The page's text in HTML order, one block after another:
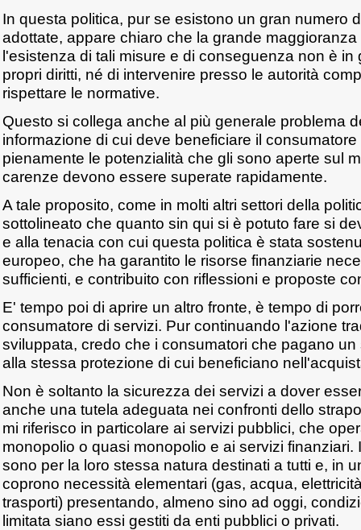
In questa politica, pur se esistono un gran numero
adottate, appare chiaro che la grande
l'esistenza di tali misure e di conseguenza non è in
propri diritti, né di intervenire presso le autorità
rispettare le normative.
Questo si collega anche al più generale problema
informazione di cui deve beneficiare il
pienamente le potenzialità che gli sono aperte sul
carenze devono essere superate rapidamente.
A tale proposito, come in molti altri settori della
sottolineato che quanto sin qui si è potuto fare si
e alla tenacia con cui questa politica è stata
europeo, che ha garantito le risorse finanziarie
sufficienti, e contribuito con riflessioni e proposte
E' tempo poi di aprire un altro fronte, è tempo di
consumatore di servizi. Pur continuando l'azione
sviluppata, credo che i consumatori che pagano
alla stessa protezione di cui beneficiano
Non è soltanto la sicurezza dei servizi a dover
anche una tutela adeguata nei confronti dello
mi riferisco in particolare ai servizi pubblici, che
monopolio o quasi monopolio e ai servizi finanziari.
sono per la loro stessa natura destinati a tutti e, in
coprono necessità elementari (gas, acqua,
trasporti) presentando, almeno sino ad oggi,
limitata siano essi gestiti da enti pubblici o privati.